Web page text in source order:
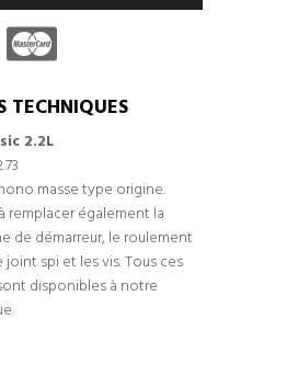
TECHNIQUES
2.2L
masse type origine.
remplacer également la
de démarreur, le roulement
spi et les vis. Tous ces
disponibles à notre